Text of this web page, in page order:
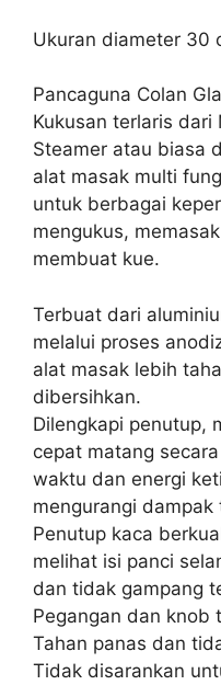
Ukuran diameter 30
Pancaguna Colan
Kukusan terlaris dari
Steamer atau biasa
alat masak multi
untuk berbagai
mengukus,
membuat kue.
Terbuat dari
melalui proses
alat masak lebih
dibersihkan.
Dilengkapi penutup,
cepat matang
waktu dan energi
mengurangi
Penutup kaca
melihat isi panci
dan tidak gampang
Pegangan dan knob
Tahan panas dan
Tidak disarankan